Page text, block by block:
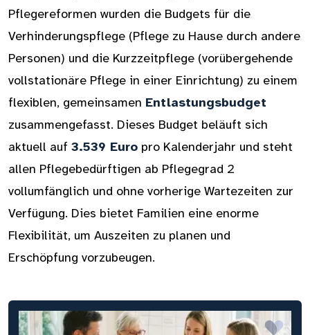
Pflegereformen wurden die Budgets für die
Verhinderungspflege (Pflege zu Hause durch andere
Personen) und die Kurzzeitpflege (vorübergehende
vollstationäre Pflege in einer Einrichtung) zu einem
flexiblen, gemeinsamen Entlastungsbudget
zusammengefasst. Dieses Budget beläuft sich
aktuell auf 3.539 Euro pro Kalenderjahr und steht
allen Pflegebedürftigen ab Pflegegrad 2
vollumfänglich und ohne vorherige Wartezeiten zur
Verfügung. Dies bietet Familien eine enorme
Flexibilität, um Auszeiten zu planen und
Erschöpfung vorzubeugen.